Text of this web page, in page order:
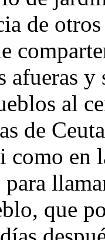
de
afueras
al
de
como en
para
que